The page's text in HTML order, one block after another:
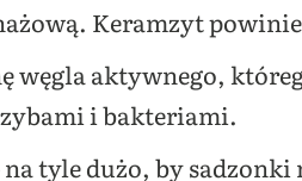
Keramzyt
węgla aktywnego,
i bakteriami.
tyle dużo, by sadzonki